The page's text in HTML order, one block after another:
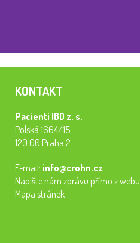
KONTAKT
Pacienti IBD z. s.
Polská 1664/15
120 00 Praha 2
E-mail: info@crohn.cz
Napište nám zprávu přímo z webu
Mapa stránek